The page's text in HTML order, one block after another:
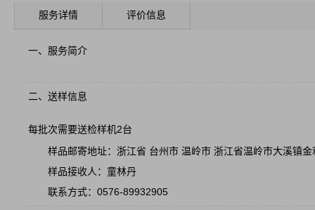
服务详情 评价信息
一、服务简介
二、送样信息
每批次需要送检样机2台
样品邮寄地址：浙江省 台州市 温岭市 浙江省温岭市大溪镇
样品接收人：童林丹
联系方式：0576-89932905